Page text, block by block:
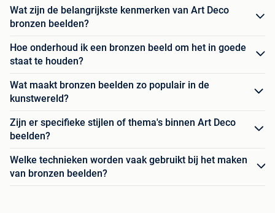
Wat zijn de belangrijkste kenmerken van Art Deco
bronzen beelden?
Hoe onderhoud ik een bronzen beeld om het in goede
staat te houden?
Wat maakt bronzen beelden zo populair in de
kunstwereld?
Zijn er specifieke stijlen of thema's binnen Art Deco
beelden?
Welke technieken worden vaak gebruikt bij het maken
van bronzen beelden?